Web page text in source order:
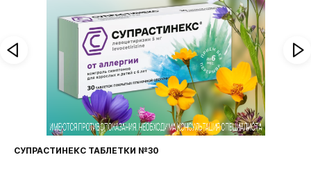
СУПРАСТИНЕКС ТАБЛЕТКИ №30